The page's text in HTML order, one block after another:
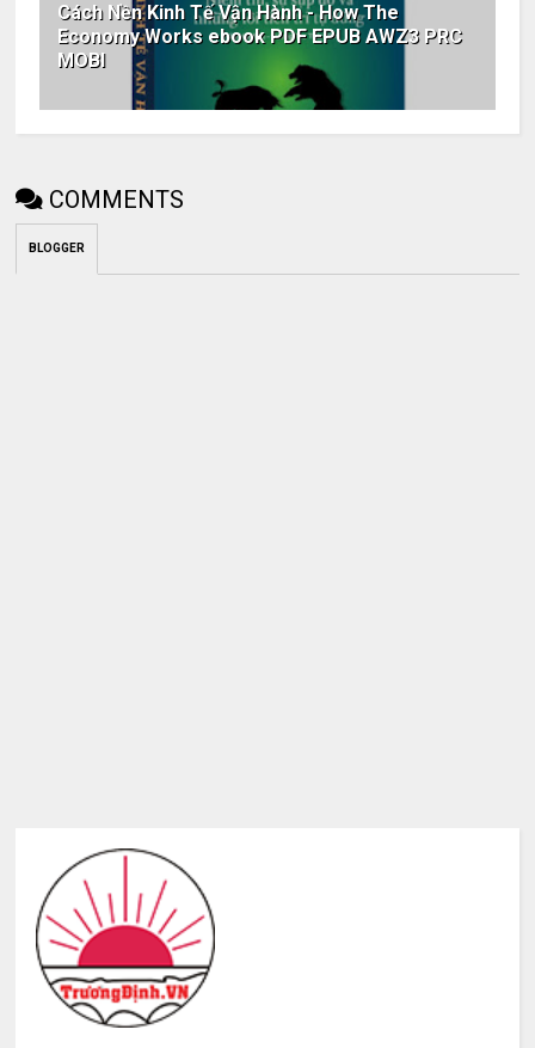
Cách Nền Kinh Tế Vận Hành - How The
Economy Works ebook PDF EPUB AWZ3 PRC
MOBI
COMMENTS
BLOGGER